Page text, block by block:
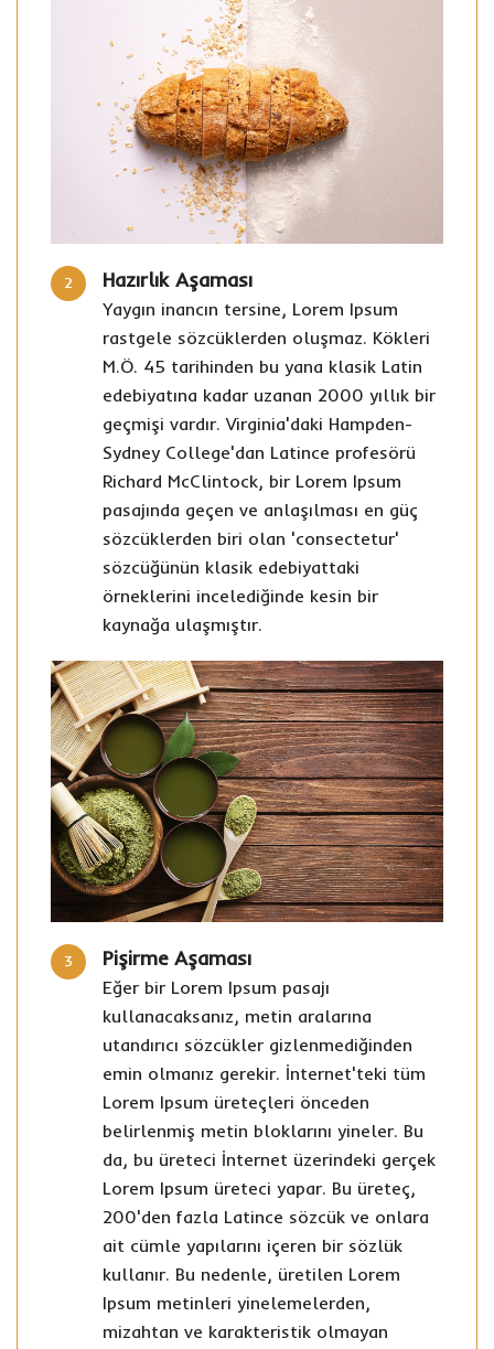
2 Hazırlık Aşaması
Yaygın inancın tersine, Lorem Ipsum
rastgele sözcüklerden oluşmaz. Kökleri
M.Ö. 45 tarihinden bu yana klasik Latin
edebiyatına kadar uzanan 2000 yıllık bir
geçmişi vardır. Virginia'daki Hampden-
Sydney College'dan Latince profesörü
Richard McClintock, bir Lorem Ipsum
pasajında geçen ve anlaşılması en güç
sözcüklerden biri olan 'consectetur'
sözcüğünün klasik edebiyattaki
örneklerini incelediğinde kesin bir
kaynağa ulaşmıştır.
3 Pişirme Aşaması
Eğer bir Lorem Ipsum pasajı
kullanacaksanız, metin aralarına
utandırıcı sözcükler gizlenmediğinden
emin olmanız gerekir. İnternet'teki tüm
Lorem Ipsum üreteçleri önceden
belirlenmiş metin bloklarını yineler. Bu
da, bu üreteci İnternet üzerindeki gerçek
Lorem Ipsum üreteci yapar. Bu üreteç,
200'den fazla Latince sözcük ve onlara
ait cümle yapılarını içeren bir sözlük
kullanır. Bu nedenle, üretilen Lorem
Ipsum metinleri yinelemelerden,
mizahtan ve karakteristik olmayan